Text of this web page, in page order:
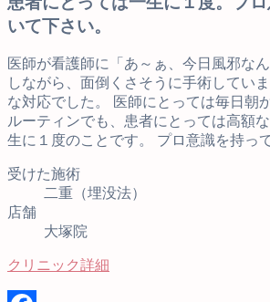
いて下さい。
医師が看護師に「あ～ぁ、今日風邪な
しながら、面倒くさそうに手術してい
な対応でした。 医師にとっては毎日朝
ルーティンでも、患者にとっては高額
生に１度のことです。 プロ意識を持っ
受けた施術
二重（埋没法）
店舗
大塚院
クリニック詳細